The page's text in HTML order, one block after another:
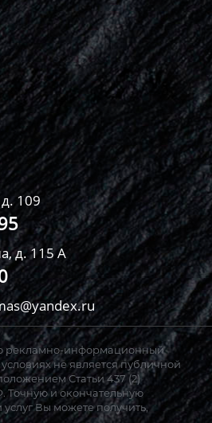
109
д. 115 А
рекламно-информационный
не является публичной
Статьи 437 (2)
Точную и окончательную
Вы можете получить,